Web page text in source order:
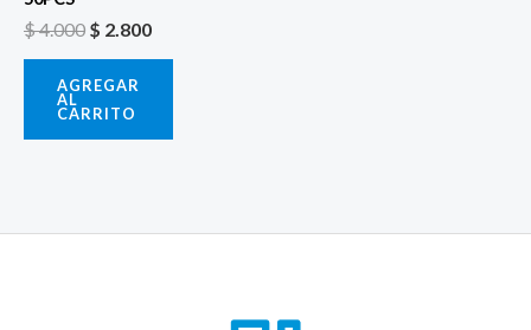
$4.000 $ 2.800
AGREGAR
AL
CARRITO